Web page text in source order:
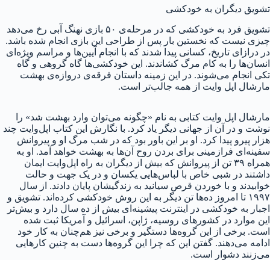
تشویق دیگران به خودکشی
تشویق فرد به خودکشی که در مرحله‌ی ۵۰ بازی نهنگ آبی رخ می‌دهد
چیزی نیست که نخستین بار پس از طراحی این بازی انجام شده باشد.
در درازای تاریخ، کسانی پیدا شدند که با انجام آیین‌ها و مراسم ویژه‌ای
انسان‌ها را به کام مرگ کشاندند. این خودکشی‌ها گاه گروهی و گاه
تکی انجام می‌شوند. در این زمینه داستان فرقه‌ی دروازه‌ی بهشت
مارشال اپل وایت از همه جالب‌تر است.
مارشال اپل وایت کتابی به نام «چگونه می‌توان وارد بهشت شد» را
نوشت و در آن از جهانی دیگر یاد کرد. با نگارش این کتاب اپل‌وایت چند
هزار پیرو پیدا کرد. او بر این باور بود که در شب مرگ او و پیروانش
سفینه‌ای فرازمینی برای بردن روح آن‌ها به بهشت خواهد آمد. او به
همراه ۳۹ تن از پیروانش که بیش از دیگران به راه اپل‌وایت ایمان
داشتند در شبی خاص با لباس‌هایی یکسان و در یک جهت و حالت
خوابیدند و با خوردن قرص سیانید به زندگیشان پایان دادند. از سال
۱۹۹۷ تا امروز ده‌ها تن دیگر به این روش خودکشی کرده‌اند. تشویق و
اجبار به خودکشی در اینترنت پیشینه‌ای بیش از ده سال دارد و بیش‌تر
این موارد در کشورهای روسیه، ژاپن، اسرائیل و آمریکا ثبت شده
است. برخی از این گروه‌ها دستگیر و برخی نیز هم‌چنان به کار خود
ادامه می‌دهند. گفتن این که چرا این گروه‌ها دست به چنین کارهایی
می‌زنند دشوار است.